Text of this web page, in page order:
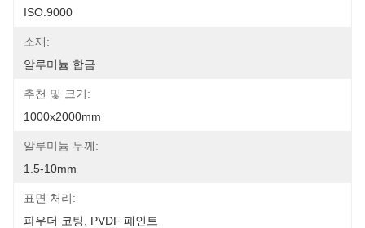
ISO:9000
소재:
알루미늄 합금
추천 및 크기:
1000x2000mm
알루미늄 두께:
1.5-10mm
표면 처리:
파우더 코팅, PVDF 페인트